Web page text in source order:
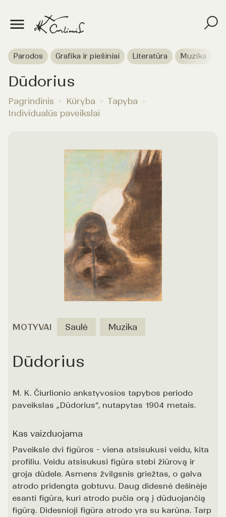
Parodos Grafika ir piešiniai Literatūra Muzika
Dūdorius
Pagrindinis Kūryba
Tapyba
Individualūs paveikslai
MOTYVAI Saulė Muzika
Dūdorius
M. K. Čiurlionio ankstyvosios tapybos periodo
paveikslas „Dūdorius“, nutapytas 1904 metais.
Kas vaizduojama
Paveiksle dvi figūros - viena atsisukusi veidu, kita
profiliu. Veidu atsisukusi figūra stebi žiūrovą ir
groja dūdele. Asmens žvilgsnis griežtas, o galva
atrodo pridengta gobtuvu. Daug didesnė dešinėje
esanti figūra, kuri atrodo pučia orą į dūduojančią
figūrą. Didesnioji figūra atrodo yra su karūna. Tarp